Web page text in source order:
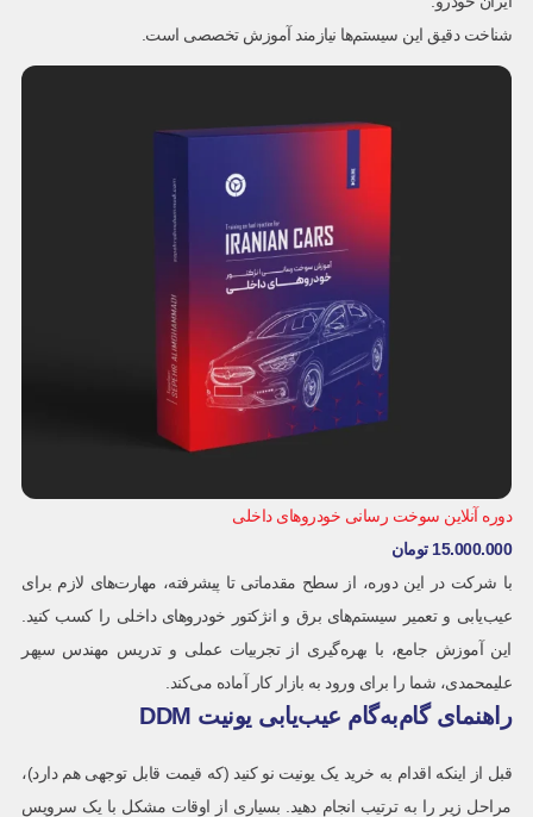
شناخت دقیق این سیستم‌ها نیازمند آموزش تخصصی است.
دوره آنلاین سوخت رسانی خودروهای داخلی
15.000.000 تومان
با شرکت در این دوره، از سطح مقدماتی تا پیشرفته، مهارت‌های لازم برای
عیب‌یابی و تعمیر سیستم‌های برق و انژکتور خودروهای داخلی را کسب کنید.
این آموزش جامع، با بهره‌گیری از تجربیات عملی و تدریس مهندس سپهر
علیمحمدی، شما را برای ورود به بازار کار آماده می‌کند.
راهنمای گام‌به‌گام عیب‌یابی یونیت DDM
قبل از اینکه اقدام به خرید یک یونیت نو کنید (که قیمت قابل توجهی هم دارد)،
مراحل زیر را به ترتیب انجام دهید. بسیاری از اوقات مشکل با یک سرویس